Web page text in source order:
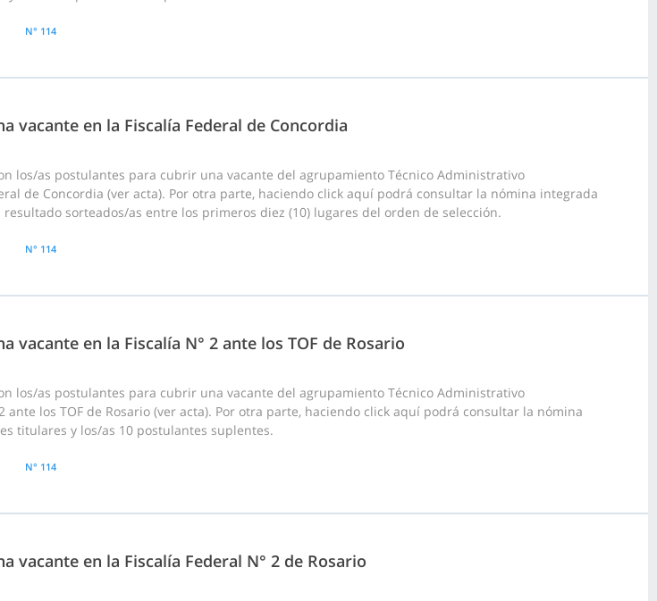
N° 114
vacante en la Fiscalía Federal de Concordia
los/as postulantes para cubrir una vacante del agrupamiento Técnico Administrativo
de Concordia (ver acta). Por otra parte, haciendo click aquí podrá consultar la nómina integrada
sorteados/as entre los primeros diez (10) lugares del orden de selección.
N° 114
vacante en la Fiscalía N° 2 ante los TOF de Rosario
los/as postulantes para cubrir una vacante del agrupamiento Técnico Administrativo
ante los TOF de Rosario (ver acta). Por otra parte, haciendo click aquí podrá consultar la nómina
titulares y los/as 10 postulantes suplentes.
N° 114
vacante en la Fiscalía Federal N° 2 de Rosario